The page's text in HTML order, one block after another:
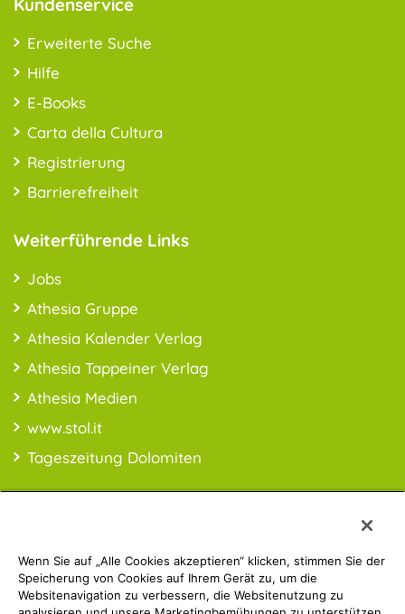
Erweiterte Suche
Hilfe
E-Books
Carta della Cultura
Registrierung
Barrierefreiheit
Weiterführende Links
Jobs
Athesia Gruppe
Athesia Kalender Verlag
Athesia Tappeiner Verlag
Athesia Medien
www.stol.it
Tageszeitung Dolomiten
PREISINFO:* Alle Preise inkl. MwSt., ggfl. zzgl. Versandkosten
Wenn Sie auf „Alle Cookies akzeptieren“ klicken, stimmen Sie der
Speicherung von Cookies auf Ihrem Gerät zu, um die
Websitenavigation zu verbessern, die Websitenutzung zu